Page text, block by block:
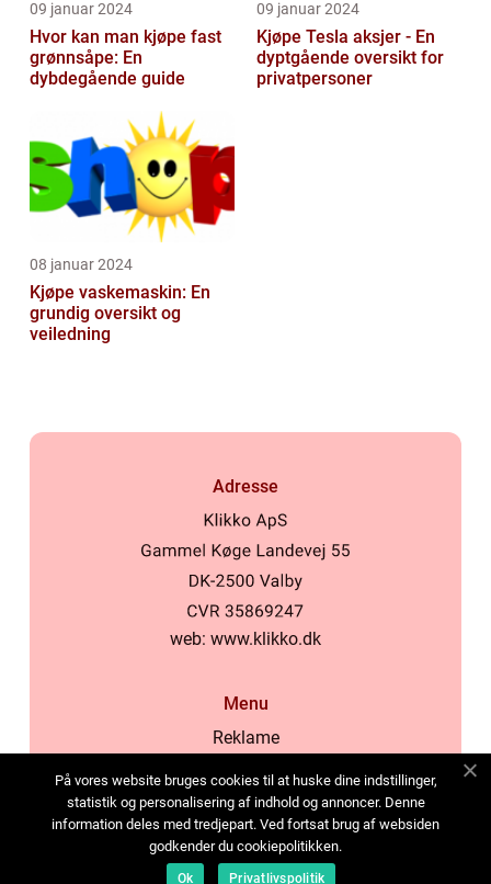
09 januar 2024
Hvor kan man kjøpe fast
grønnsåpe: En
dybdegående guide
09 januar 2024
Kjøpe Tesla aksjer - En
dyptgående oversikt for
privatpersoner
08 januar 2024
Kjøpe vaskemaskin: En
grundig oversikt og
veiledning
Adresse
web: www.klikko.dk
Menu
Reklame
Cookies
Kontakt Oss
Sitemap
På vores website bruges cookies til at huske dine indstillinger,
statistik og personalisering af indhold og annoncer. Denne
information deles med tredjepart. Ved fortsat brug af websiden
godkender du cookiepolitikken.
Ok Privatlivspolitik